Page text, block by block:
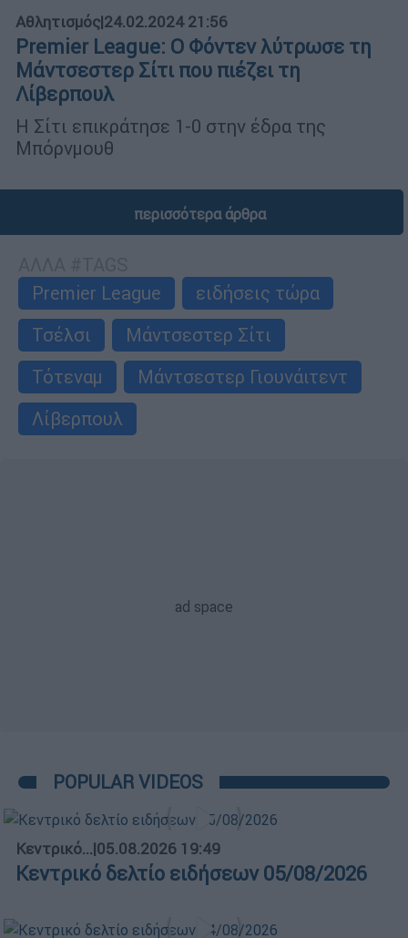
Αθλητισμός|24.02.2024 21:56
Premier League: Ο Φόντεν λύτρωσε τη
Μάντσεστερ Σίτι που πιέζει τη
Λίβερπουλ
Η Σίτι επικράτησε 1-0 στην έδρα της
Μπόρνμουθ
περισσότερα άρθρα
Premier League
ειδήσεις τώρα
Τσέλσι
Μάντσεστερ Σίτι
Τότεναμ
Μάντσεστερ Γιουνάιτεντ
Λίβερπουλ
POPULAR VIDEOS
Κεντρικό...|05.08.2026 19:49
Κεντρικό δελτίο ειδήσεων 05/08/2026